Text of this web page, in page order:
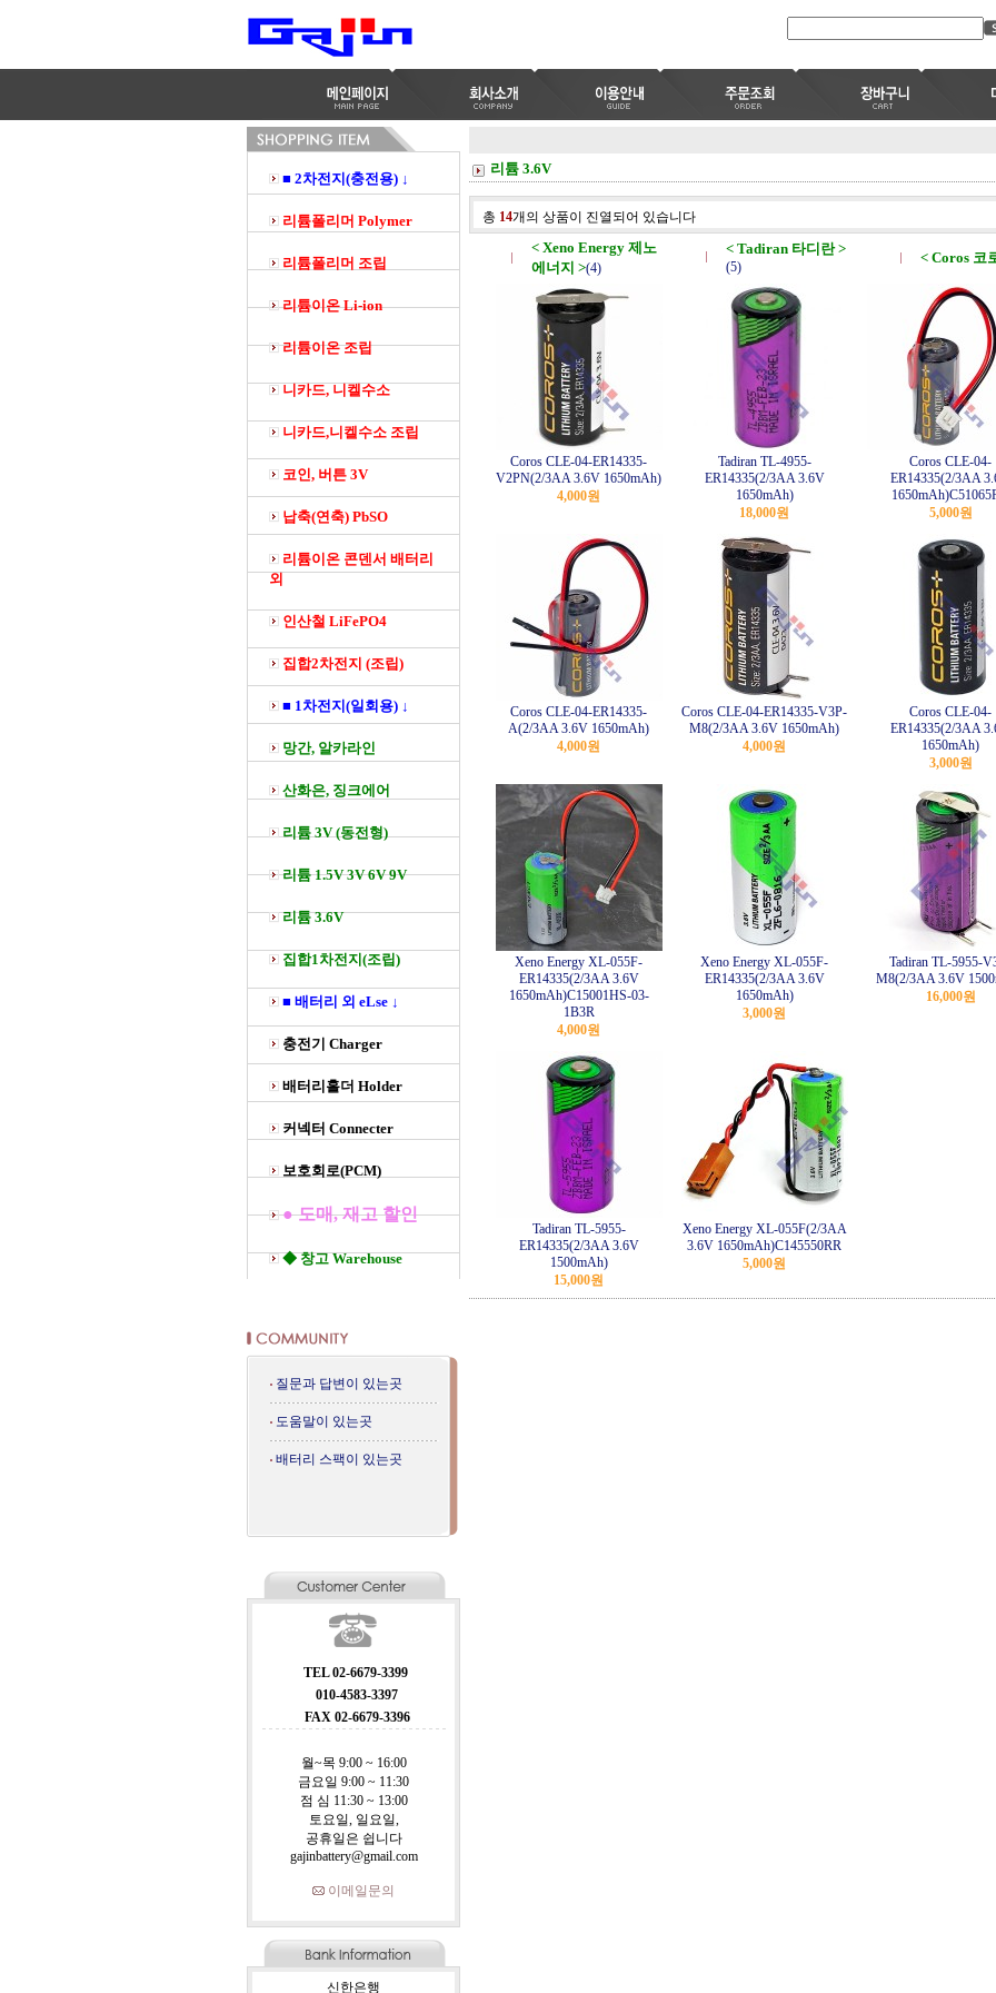
■ 2차전지(충전용) ↓
리튬폴리머 Polymer
리튬폴리머 조립
리튬이온 Li-ion
리튬이온 조립
니카드, 니켈수소
니카드,니켈수소 조립
코인, 버튼 3V
납축(연축) PbSO
리튬이온 콘덴서 배터리
외
인산철 LiFePO4
집합2차전지 (조립)
■ 1차전지(일회용) ↓
망간, 알카라인
산화은, 징크에어
리튬 3V (동전형)
리튬 1.5V 3V 6V 9V
리튬 3.6V
집합1차전지(조립)
■ 배터리 외 eLse ↓
충전기 Charger
배터리홀더 Holder
커넥터 Connecter
보호회로(PCM)
● 도매, 재고 할인
◆ 창고 Warehouse
질문과 답변이 있는곳
도움말이 있는곳
배터리 스팩이 있는곳
TEL 02-6679-3399
010-4583-3397
FAX 02-6679-3396
월~목 9:00 ~ 16:00
금요일 9:00 ~ 11:30
점 심 11:30 ~ 13:00
토요일, 일요일,
공휴일은 쉽니다
gajinbattery@gmail.com
이메일문의
신한은행
리튬 3.6V
총 14개의 상품이 진열되어 있습니다
< Xeno Energy 제노
에너지 >(4)
< Tadiran 타디란 >
(5)
< Coros 코
Coros CLE-04-ER14335-
V2PN(2/3AA 3.6V 1650mAh)
4,000원
Tadiran TL-4955-
ER14335(2/3AA 3.6V
1650mAh)
18,000원
Coros CLE-04-
ER14335(2/3AA
5,000원
Coros CLE-04-ER14335-
A(2/3AA 3.6V 1650mAh)
4,000원
Coros CLE-04-ER14335-V3P-
M8(2/3AA 3.6V 1650mAh)
4,000원
Coros CLE-04-
ER14335(2/3AA
1650mAh)
3,000원
Xeno Energy XL-055F-
ER14335(2/3AA 3.6V
1650mAh)C15001HS-03-
1B3R
4,000원
Xeno Energy XL-055F-
ER14335(2/3AA 3.6V
1650mAh)
3,000원
Tadiran TL-5955-
M8(2/3AA 3.6V
16,000원
Tadiran TL-5955-
ER14335(2/3AA 3.6V
1500mAh)
15,000원
Xeno Energy XL-055F(2/3AA
3.6V 1650mAh)C145550RR
5,000원